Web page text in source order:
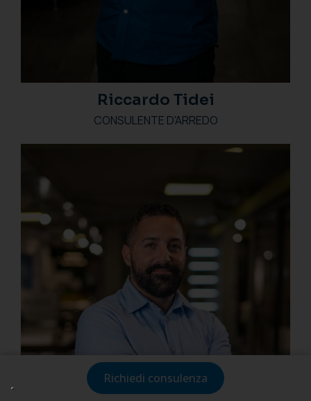
Riccardo Tidei
CONSULENTE D'ARREDO
Richiedi consulenza